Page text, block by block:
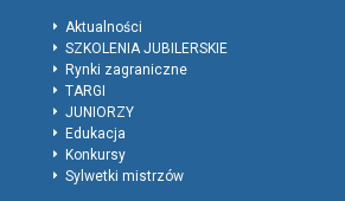
Aktualności
SZKOLENIA JUBILERSKIE
Rynki zagraniczne
TARGI
JUNIORZY
Edukacja
Konkursy
Sylwetki mistrzów